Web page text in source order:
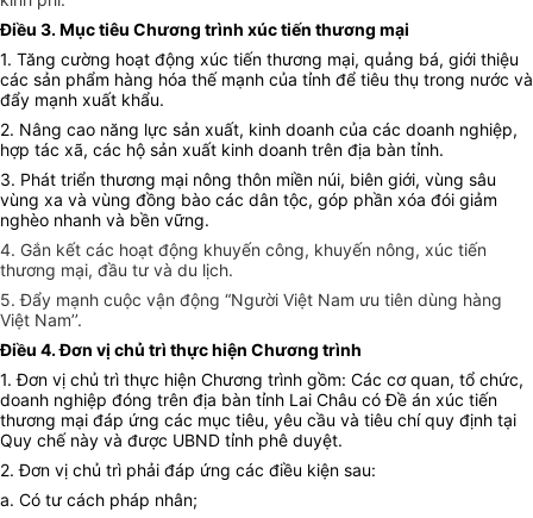
Điều 3. Mục tiêu Chương trình xúc tiến thương mại
1. Tăng cường hoạt động xúc tiến thương mại, quảng bá, giới thiệu
các sản phẩm hàng hóa thế mạnh của tỉnh để tiêu thụ trong nước và
đẩy mạnh xuất khẩu.
2. Nâng cao năng lực sản xuất, kinh doanh của các doanh nghiệp,
hợp tác xã, các hộ sản xuất kinh doanh trên địa bàn tỉnh.
3. Phát triển thương mại nông thôn miền núi, biên giới, vùng sâu
vùng xa và vùng đồng bào các dân tộc, góp phần xóa đói giảm
nghèo nhanh và bền vững.
4. Gắn kết các hoạt động khuyến công, khuyến nông, xúc tiến
thương mại, đầu tư và du lịch.
5. Đẩy mạnh cuộc vận động “Người Việt Nam ưu tiên dùng hàng
Việt Nam’’.
Điều 4. Đơn vị chủ trì thực hiện Chương trình
1. Đơn vị chủ trì thực hiện Chương trình gồm: Các cơ quan, tổ chức,
doanh nghiệp đóng trên địa bàn tỉnh Lai Châu có Đề án xúc tiến
thương mại đáp ứng các mục tiêu, yêu cầu và tiêu chí quy định tại
Quy chế này và được UBND tỉnh phê duyệt.
2. Đơn vị chủ trì phải đáp ứng các điều kiện sau:
a. Có tư cách pháp nhân;